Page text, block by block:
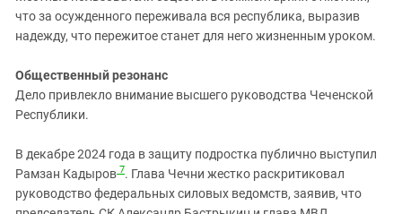
что за осужденного переживала вся республика, выразив
надежду, что пережитое станет для него жизненным уроком.
Общественный резонанс
Дело привлекло внимание высшего руководства Чеченской
Республики.
В декабре 2024 года в защиту подростка публично выступил
Рамзан Кадыров 7. Глава Чечни жестко раскритиковал
руководство федеральных силовых ведомств, заявив, что